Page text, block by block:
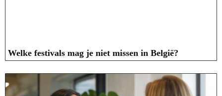
Welke festivals mag je niet missen in België?